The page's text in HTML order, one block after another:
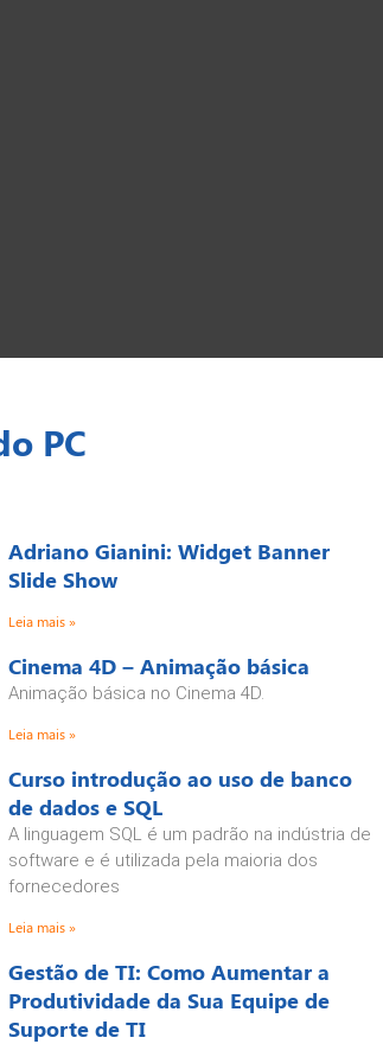
PC
Adriano Gianini: Widget Banner
Slide Show
Leia mais »
Cinema 4D – Animação básica
Animação básica no Cinema 4D.
Leia mais »
Curso introdução ao uso de banco
de dados e SQL
A linguagem SQL é um padrão na indústria de
software e é utilizada pela maioria dos
fornecedores
Leia mais »
Gestão de TI: Como Aumentar a
Produtividade da Sua Equipe de
Suporte de TI